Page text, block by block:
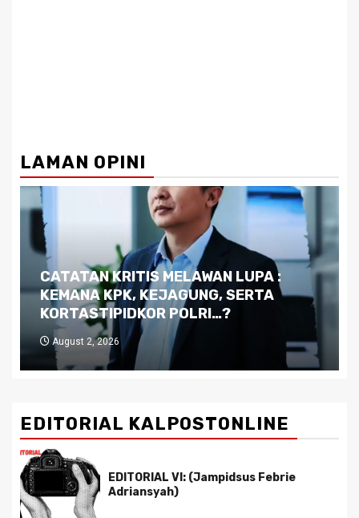
LAMAN OPINI
Dilema Kaltim di Tengah Krisis:
Kutukan Sumber Daya Alam dan
Pemimpin yang Tak Kreatif
July 29, 2026
EDITORIAL KALPOSTONLINE
EDITORIAL VI: (Jampidsus Febrie
Adriansyah)